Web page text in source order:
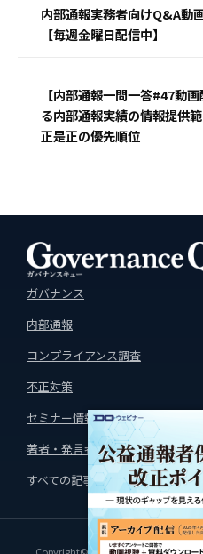
内部通報実務者向けQ&A動
【毎週金曜日配信中】
【内部通報一問一答#47動
る内部通報実績の情報提供
正是正の優先順位
ガバナンス
内部通報
コンプライアンス調査
不正対策
セミナー情報
著者・発言者
すべての記事はこちら
Copyright©D-Quest Inc. All rights